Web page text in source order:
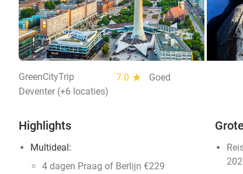
GreenCityTrip 7.0 star
Goed
Deventer (+6 locaties)
Highlights
Multideal:
4 dagen Praag of Berlijn €229